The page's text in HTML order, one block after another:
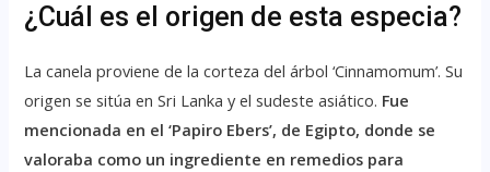
¿Cuál es el origen de esta especia?
La canela proviene de la corteza del árbol ‘Cinnamomum’. Su
origen se sitúa en Sri Lanka y el sudeste asiático. Fue
mencionada en el ‘Papiro Ebers’, de Egipto, donde se
valoraba como un ingrediente en remedios para